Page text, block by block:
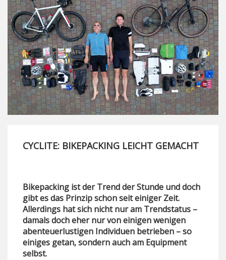
CYCLITE: BIKEPACKING LEICHT GEMACHT
Bikepacking ist der Trend der Stunde und doch
gibt es das Prinzip schon seit einiger Zeit.
Allerdings hat sich nicht nur am Trendstatus –
damals doch eher nur von einigen wenigen
abenteuerlustigen Individuen betrieben – so
einiges getan, sondern auch am Equipment
selbst.